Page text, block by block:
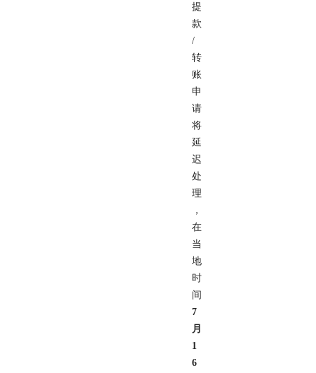
提
款
/
转
账
申
请
将
延
迟
处
理
，
在
当
地
时
间
7
月
1
6